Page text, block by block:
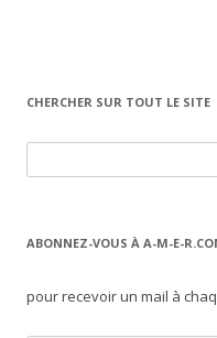
CHERCHER SUR TOUT LE SITE
ABONNEZ-VOUS À A-M-E-
pour recevoir un mail à